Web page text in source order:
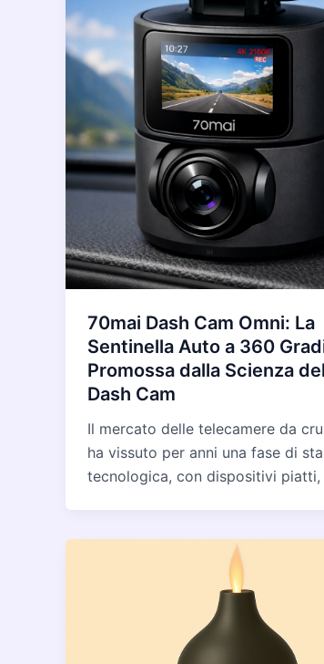
70mai Dash Cam Omni: La
Sentinella Auto a 360
Promossa dalla Scienza
Dash Cam
Il mercato delle telecamere da
ha vissuto per anni una fase di
tecnologica, con dispositivi